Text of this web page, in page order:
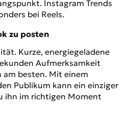
Instagram Trends
bei Reels.
zu posten
Kurze, energiegeladene
Aufmerksamkeit
besten. Mit einem
Publikum kann ein einziger
ihn im richtigen Moment